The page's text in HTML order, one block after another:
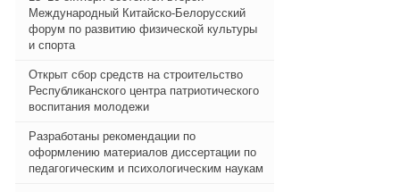
Международный Китайско-Белорусский
форум по развитию физической культуры
и спорта
Открыт сбор средств на строительство
Республиканского центра патриотического
воспитания молодежи
Разработаны рекомендации по
оформлению материалов диссертации по
педагогическим и психологическим наукам